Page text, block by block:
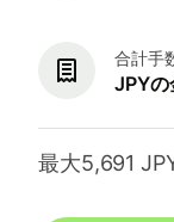
合計手
JPYの
最大5,691